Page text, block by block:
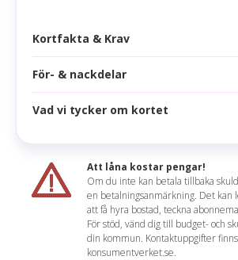
Kortfakta & Krav
Kortfakta
Årsavgift
Ränta
Effektiv ränta
Räntefritt
Korttyp
För- & nackdelar
Fördelar
Rabatt i över 300 butiker
Extra rabatter varje månad med
Drivmedelsrabatt på Preem
56 dagar räntefri kredit och 2
månader per år
Vad vi tycker om kortet
Mathilda sammanfattar
Ett superbra kort om man gillar
Deras rabattprogram re:member
Att låna kostar pengar!
Om du inte kan betala tillbaka
en betalningsanmärkning. Det kan
att få hyra bostad, teckna
För stöd, vänd dig till budget- och
din kommun. Kontaktuppgifter
konsumentverket.se.